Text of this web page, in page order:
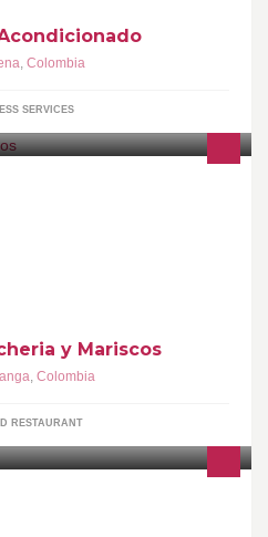
, Colombia
SERVICES
y Mariscos
, Colombia
RESTAURANT